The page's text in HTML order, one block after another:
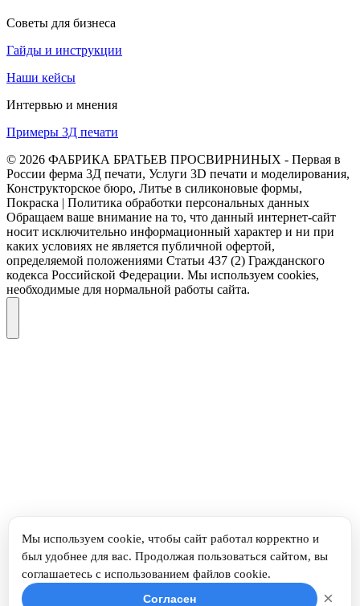
Советы для бизнеса
Гайды и инструкции
Наши кейсы
Интервью и мнения
Примеры 3Д печати
© 2026 ФАБРИКА БРАТЬЕВ ПРОСВИРНИНЫХ - Первая в
России ферма 3Д печати, Услуги 3D печати и моделирования,
Конструкторское бюро, Литье в силиконовые формы,
Покраска | Политика обработки персональных данных
Обращаем ваше внимание на то, что данный интернет-сайт
носит исключительно информационный характер и ни при
каких условиях не является публичной офертой,
определяемой положениями Статьи 437 (2) Гражданского
кодекса Российской Федерации. Мы используем cookies,
необходимые для нормальной работы сайта.
Мы используем cookie, чтобы сайт работал корректно и
был удобнее для вас. Продолжая пользоваться сайтом, вы
соглашаетесь с использованием файлов cookie.
Согласен
×